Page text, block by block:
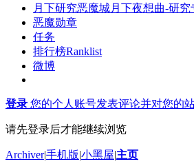
月下研究恶魔城月下夜想曲-研究
恶魔勋章
任务
排行榜Ranklist
微博
登录 您的个人账号发表评论并对您的
请先登录后才能继续浏览
Archiver|手机版|小黑屋|主页